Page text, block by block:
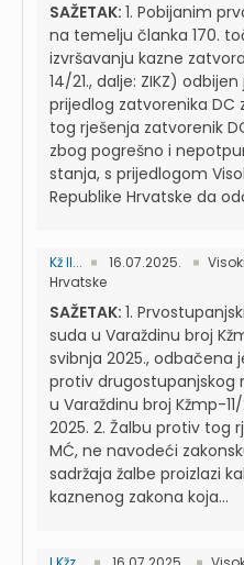
SAŽETAK: 1. Pobijanim
na temelju članka 170.
izvršavanju kazne
14/21., dalje: ZIKZ)
prijedlog zatvorenika DC
tog rješenja zatvorenik
zbog pogrešno i
stanja, s prijedlogom
Republike Hrvatske da
Kž II... 16.07.2025.
Hrvatske
SAŽETAK: 1.
suda u Varaždinu broj
svibnja 2025., odbačena
protiv drugostupanjskog
u Varaždinu broj Kžmp-
2025. 2. Žalbu protiv tog
MĆ, ne navodeći
sadržaja žalbe proizlazi
kaznenog zakona koja...